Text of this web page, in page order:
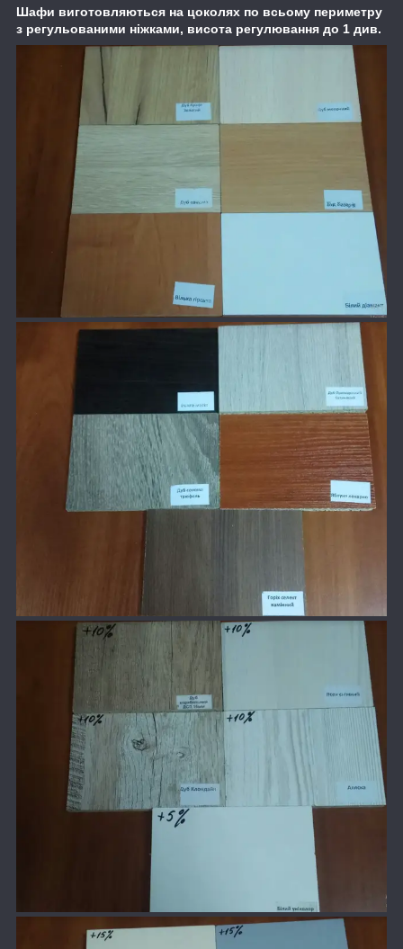
Шафи виготовляються на цоколях по всьому периметру
з регульованими ніжками, висота регулювання до 1 див.